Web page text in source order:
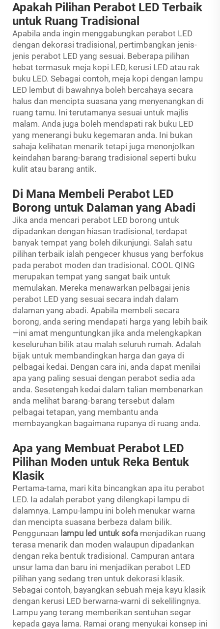
Apakah Pilihan Perabot LED Terbaik
untuk Ruang Tradisional
Apabila anda ingin menggabungkan perabot LED
dengan dekorasi tradisional, pertimbangkan jenis-
jenis perabot LED yang sesuai. Beberapa pilihan
hebat termasuk meja kopi LED, kerusi LED atau rak
buku LED. Sebagai contoh, meja kopi dengan lampu
LED lembut di bawahnya boleh bercahaya secara
halus dan mencipta suasana yang menyenangkan di
ruang tamu. Ini terutamanya sesuai untuk majlis
malam. Anda juga boleh mendapati rak buku LED
yang menerangi buku kegemaran anda. Ini bukan
sahaja kelihatan menarik tetapi juga menonjolkan
keindahan barang-barang tradisional seperti buku
kulit atau barang antik.
Di Mana Membeli Perabot LED
Borong untuk Dalaman yang Abadi
Jika anda mencari perabot LED borong untuk
dipadankan dengan hiasan tradisional, terdapat
banyak tempat yang boleh dikunjungi. Salah satu
pilihan terbaik ialah pengecer khusus yang berfokus
pada perabot moden dan tradisional. COOL QING
merupakan tempat yang sangat baik untuk
memulakan. Mereka menawarkan pelbagai jenis
perabot LED yang sesuai secara indah dalam
dalaman yang abadi. Apabila membeli secara
borong, anda sering mendapati harga yang lebih baik
—ini amat menguntungkan jika anda melengkapkan
keseluruhan bilik atau malah seluruh rumah. Adalah
bijak untuk membandingkan harga dan gaya di
pelbagai kedai. Dengan cara ini, anda dapat menilai
apa yang paling sesuai dengan perabot sedia ada
anda. Sesetengah kedai dalam talian membenarkan
anda melihat barang-barang tersebut dalam
pelbagai tetapan, yang membantu anda
membayangkan bagaimana rupanya di ruang anda.
Apa yang Membuat Perabot LED
Pilihan Moden untuk Reka Bentuk
Klasik
Pertama-tama, mari kita bincangkan apa itu perabot
LED. Ia adalah perabot yang dilengkapi lampu di
dalamnya. Lampu-lampu ini boleh menukar warna
dan mencipta suasana berbeza dalam bilik.
Penggunaan lampu led untuk sofa menjadikan ruang
terasa menarik dan moden walaupun dipadankan
dengan reka bentuk tradisional. Campuran antara
unsur lama dan baru ini menjadikan perabot LED
pilihan yang sedang tren untuk dekorasi klasik.
Sebagai contoh, bayangkan sebuah meja kayu klasik
dengan kerusi LED berwarna-warni di sekelilingnya.
Lampu yang terang memberikan sentuhan segar
kepada gaya lama. Ramai orang menyukai konsep ini